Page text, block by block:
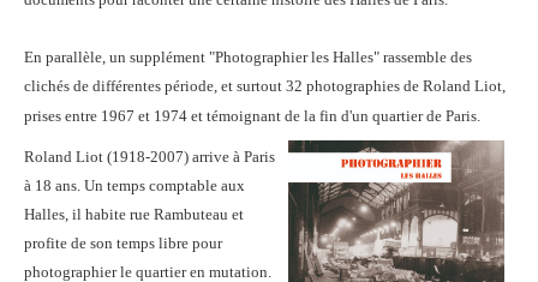
En parallèle, un supplément "Photographier les Halles" rassemble des
clichés de différentes période, et surtout 32 photographies de Roland Liot,
prises entre 1967 et 1974 et témoignant de la fin d'un quartier de Paris.
Roland Liot (1918-2007) arrive à Paris
à 18 ans. Un temps comptable aux
Halles, il habite rue Rambuteau et
profite de son temps libre pour
photographier le quartier en mutation.